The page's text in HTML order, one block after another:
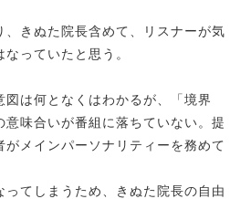
、きぬた院長含めて、リスナーが気
っていたと思う。
図は何となくはわかるが、「境界
味合いが番組に落ちていない。提
メインパーソナリティーを務めて
ってしまうため、きぬた院長の自由